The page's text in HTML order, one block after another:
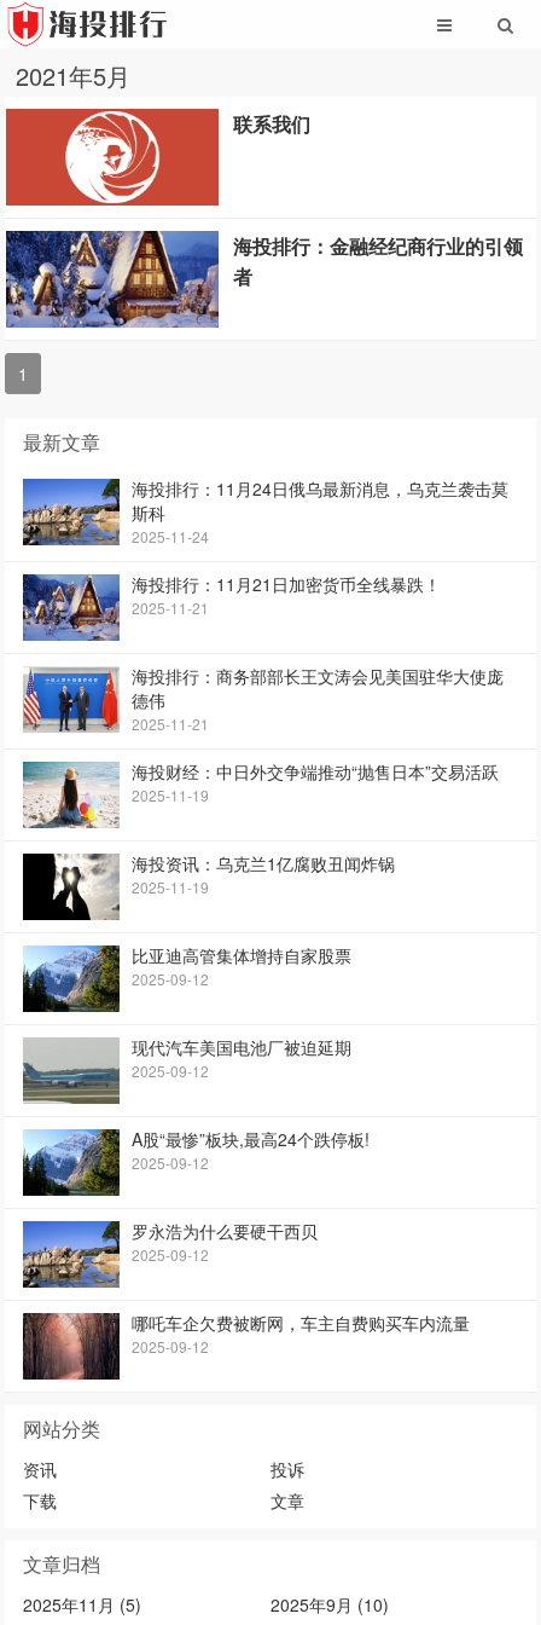
2021年5月
联系我们
海投排行：金融经纪商行业的引领
者
1
最新文章
海投排行：11月24日俄乌最新消息，乌克兰袭击莫
斯科
2025-11-24
海投排行：11月21日加密货币全线暴跌！
2025-11-21
海投排行：商务部部长王文涛会见美国驻华大使庞
德伟
2025-11-21
海投财经：中日外交争端推动“抛售日本”交易活跃
2025-11-19
海投资讯：乌克兰1亿腐败丑闻炸锅
2025-11-19
比亚迪高管集体增持自家股票
2025-09-12
现代汽车美国电池厂被迫延期
2025-09-12
A股“最惨”板块,最高24个跌停板!
2025-09-12
罗永浩为什么要硬干西贝
2025-09-12
哪吒车企欠费被断网，车主自费购买车内流量
2025-09-12
网站分类
资讯
投诉
下载
文章
文章归档
2025年11月 (5)
2025年9月 (10)